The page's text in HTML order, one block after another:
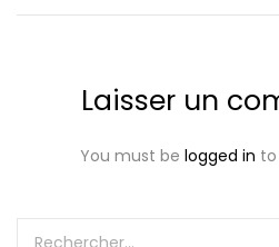
Laisser un
You must be logged in